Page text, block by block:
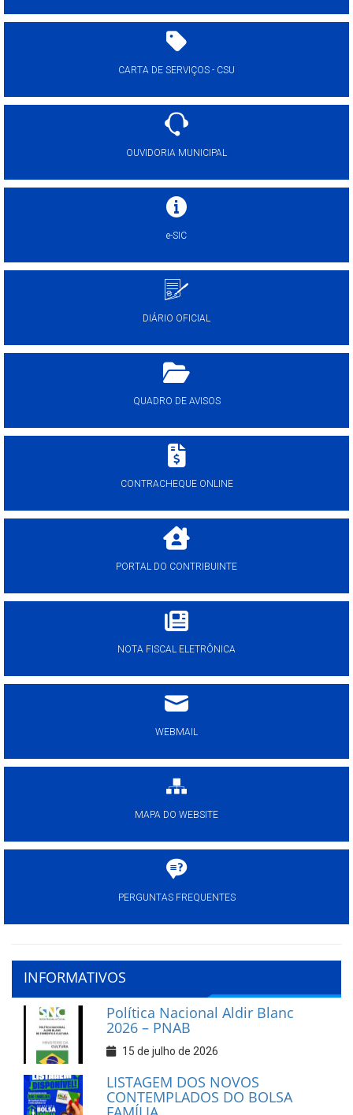
CARTA DE SERVIÇOS - CSU
OUVIDORIA MUNICIPAL
e-SIC
DIÁRIO OFICIAL
QUADRO DE AVISOS
CONTRACHEQUE ONLINE
PORTAL DO CONTRIBUINTE
NOTA FISCAL ELETRÔNICA
WEBMAIL
MAPA DO WEBSITE
PERGUNTAS FREQUENTES
INFORMATIVOS
Política Nacional Aldir Blanc
2026 – PNAB
15 de julho de 2026
LISTAGEM DOS NOVOS
CONTEMPLADOS DO BOLSA